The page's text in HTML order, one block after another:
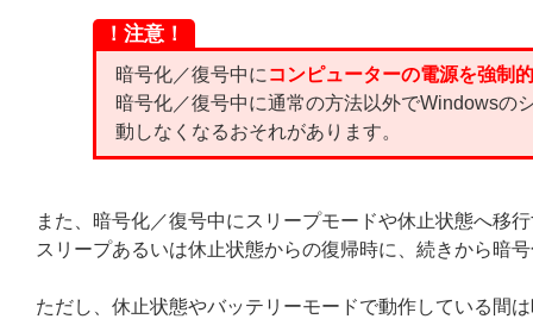
！注意！
暗号化／復号中に コンピューターの電源を強制
暗号化／復号中に通常の方法以外でWindowsの
動しなくなるおそれがあります。
また、暗号化／復号中にスリープモードや休止状態へ移
スリープあるいは休止状態からの復帰時に、続きから暗
ただし、休止状態やバッテリーモードで動作している間